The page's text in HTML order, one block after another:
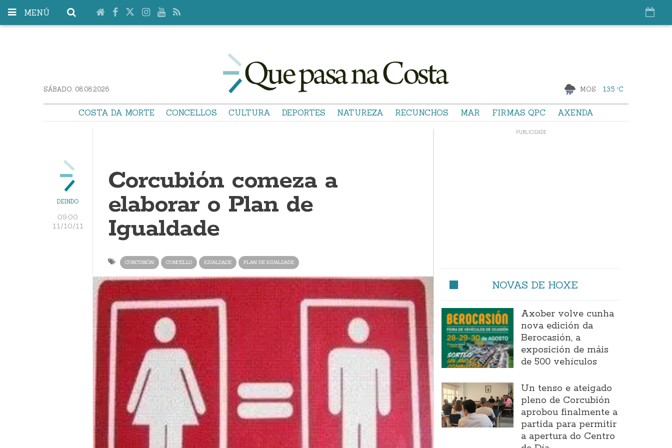
MENÚ
SÁBADO. 08.08.2026 MOS 13.5 °C
COSTA DA MORTE CONCELLOS CULTURA DEPORTES NATUREZA RECUNCHOS MAR FIRMAS QPC AXENDA
DEINDO
09:00
11/10/11
Corcubión comeza a
elaborar o Plan de
Igualdade
CORCUBIÓN CONCELLO IGUALDADE PLAN DE IGUALDADE
NOVAS DE HOXE
Axober volve cunha
nova edición da
Berocasión, a
exposición de máis
de 500 vehículos
Un tenso e ateigado
pleno de Corcubión
aprobou finalmente a
partida para permitir
a apertura do Centro